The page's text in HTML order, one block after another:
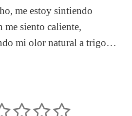
me estoy sintiendo
me siento caliente,
mi olor natural a trigo…